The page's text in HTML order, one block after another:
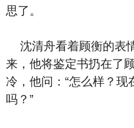
思了。
沈清舟看着顾衡的表
来，他将鉴定书扔在了
冷，他问：“怎么样？现
吗？”